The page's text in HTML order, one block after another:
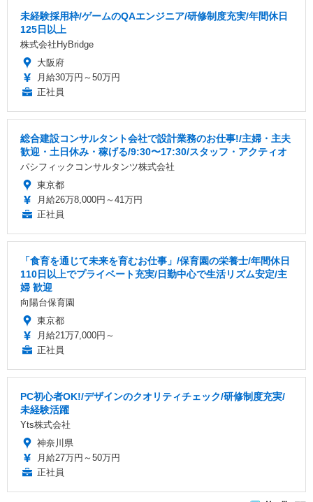
未経験採用枠/ゲームのQAエンジニア/研修制度充実/年間休日
125日以上
株式会社HyBridge
大阪府
月給30万円～50万円
正社員
総合建設コンサルタント会社で設計業務のお仕事!/主婦・主夫
歓迎・土日休み・稼げる/9:30〜17:30/スタッフ・アクティオ
パシフィックコンサルタンツ株式会社
東京都
月給26万8,000円～41万円
正社員
「食育を通じて未来を育むお仕事」/保育園の栄養士/年間休日
110日以上でプライベート充実/日勤中心で生活リズム安定/主
婦 歓迎
向陽台保育園
東京都
月給21万7,000円～
正社員
PC初心者OK!/デザインのクオリティチェック/研修制度充実/
未経験活躍
Yts株式会社
神奈川県
月給27万円～50万円
正社員